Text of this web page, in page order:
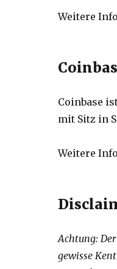
Weitere
Coinbase
mit Sitz in
Weitere
Achtung:
gewisse